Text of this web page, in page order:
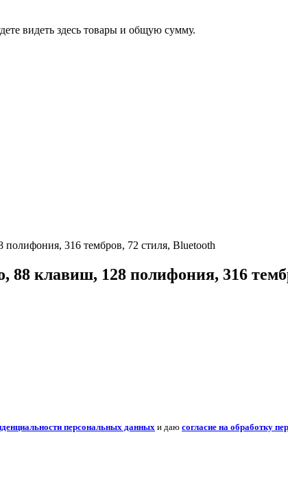
видеть здесь товары и общую сумму.
316 тембров, 72 стиля, Bluetooth
88 клавиш, 128 полифония, 316
персональных данных и даю согласие на обработку